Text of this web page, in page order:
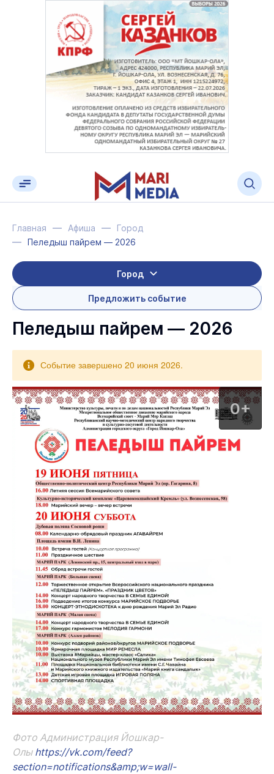
Главная Афиша
Город
Пеледыш пайрем — 2026
Город
Предложить событие
Пеледыш пайрем — 2026
Событие завершено 20 июня 2026.
0+
Фото Администрация Йошкар-
Олы https://vk.com/feed?
section=notifications&amp;w=wall-